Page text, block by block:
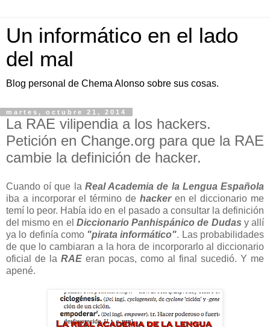
Un informático en el lado
del mal
Blog personal de Chema Alonso sobre sus cosas.
martes, octubre 21, 2014
La RAE vilipendia a los hackers.
Petición en Change.org para que la RAE
cambie la definición de hacker.
Cuando oí que la Real Academia de la Lengua Española
iba a incorporar el término de hackeren el diccionario me
temí lo peor. Había ido en el pasado a consultar la definición
del mismo en el Diccionario Panhispánico de Dudas y allí
ya lo definía como "pirata informático". Las probabilidades
de que lo cambiaran a la hora de incorporarlo al diccionario
oficial de la RAE eran pocas, como al final sucedió. Y me
apené.